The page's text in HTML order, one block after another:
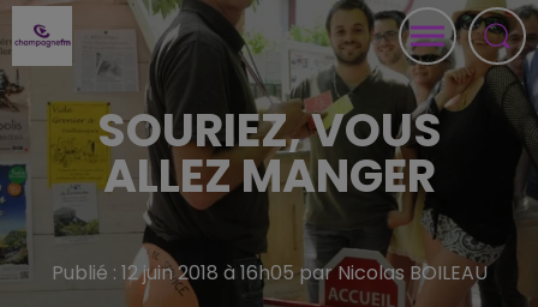
SOURIEZ, VOUS
ALLEZ MANGER
Publié : 12 juin 2018 à 16h05 par Nicolas BOILEAU